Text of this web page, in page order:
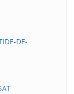
DE-